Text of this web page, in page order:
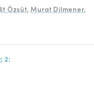
Özsüt,Murat Dilmener,
2: